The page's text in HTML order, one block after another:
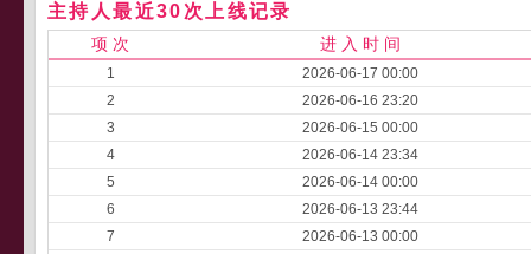
主持人最近30次上线记录
项 次 进 入 时 间
1
2026-06-17 00:00
2
2026-06-16 23:20
3
2026-06-15 00:00
4
2026-06-14 23:34
5
2026-06-14 00:00
6
2026-06-13 23:44
7
2026-06-13 00:00